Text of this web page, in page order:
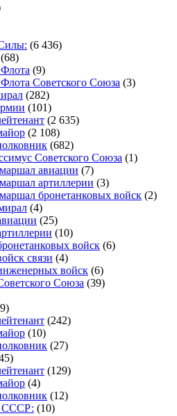
(6 436)
(68)
(9)
Советского Союза (3)
(282)
(101)
(2 635)
(2 108)
(682)
Советского Союза (1)
авиации (7)
артиллерии (3)
бронетанковых войск (2)
(4)
(25)
(10)
войск (6)
связи (4)
войск (6)
Союза (39)
(242)
(10)
(27)
(129)
(4)
(12)
(10)